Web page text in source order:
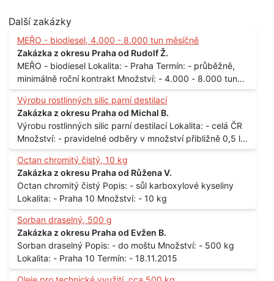
Další zakázky
MEŘO - biodiesel, 4.000 - 8.000 tun měsíčně
Zakázka z okresu Praha od Rudolf Ž.
MEŘO - biodiesel Lokalita: - Praha Termín: - průběžně,
minimálně roční kontrakt Množství: - 4.000 - 8.000 tun
měsíčně
Výrobu rostlinných silic parní destilací
Zakázka z okresu Praha od Michal B.
Výrobu rostlinných silic parní destilací Lokalita: - celá ČR
Množství: - pravidelné odběry v množství přibližně 0,5 l
až 1 l
Octan chromitý čistý, 10 kg
Zakázka z okresu Praha od Růžena V.
Octan chromitý čistý Popis: - sůl karboxylové kyseliny
Lokalita: - Praha 10 Množství: - 10 kg
Sorban draselný, 500 g
Zakázka z okresu Praha od Evžen B.
Sorban draselný Popis: - do moštu Množství: - 500 kg
Lokalita: - Praha 10 Termín: - 18.11.2015